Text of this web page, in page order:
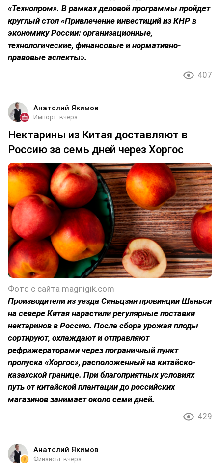
«Технопром». В рамках деловой программы пройдет
круглый стол «Привлечение инвестиций из КНР в
экономику России: организационные,
технологические, финансовые и нормативно-
правовые аспекты».
407
Анатолий Якимов
Импорт вчера
Нектарины из Китая доставляют в
Россию за семь дней через Хоргос
Фото с сайта magnigik.com
Производители из уезда Синьцзян провинции Шаньси
на севере Китая нарастили регулярные поставки
нектаринов в Россию. После сбора урожая плоды
сортируют, охлаждают и отправляют
рефрижераторами через пограничный пункт
пропуска «Хоргос», расположенный на китайско-
казахской границе. При благоприятных условиях
путь от китайской плантации до российских
магазинов занимает около семи дней.
429
Анатолий Якимов
Финансы вчера